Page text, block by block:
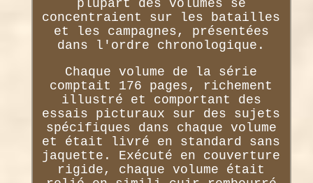
plupart des volumes se
concentraient sur les batailles
et les campagnes, présentées
dans l'ordre chronologique.
Chaque volume de la série
comptait 176 pages, richement
illustré et comportant des
essais picturaux sur des sujets
spécifiques dans chaque volume
et était livré en standard sans
jaquette. Exécuté en couverture
rigide, chaque volume était